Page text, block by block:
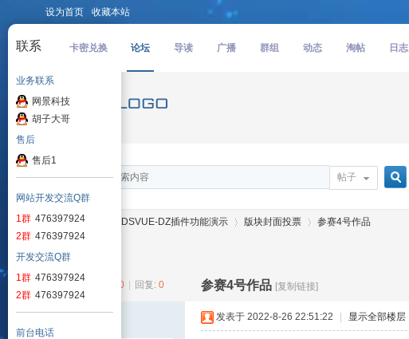
设为首页 收藏本站
卡密兑换 论坛 导读 广播 群组 动态 淘帖 日志
帖子
D »
DSVUE-DZ插件功能演示
›
版块封面投票
›
参赛4号作品
3050 回复: 0 参赛4号作品 [复制链接]
发表于 2022-8-26 22:51:22 显示全部楼层
×
联系我们
业务联系
网景科技
胡子大哥
售后
售后1
网站开发交流Q群
1群 476397924
2群 476397924
开发交流Q群
1群 476397924
2群 476397924
前台电话